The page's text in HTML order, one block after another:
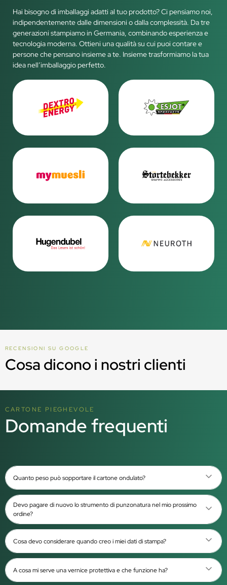
Hai bisogno di imballaggi adatti al tuo prodotto? Ci pensiamo noi,
indipendentemente dalle dimensioni o dalla complessità. Da tre
generazioni stampiamo in Germania, combinando esperienza e
tecnologia moderna. Ottieni una qualità su cui puoi contare e
persone che pensano insieme a te. Insieme trasformiamo la tua
idea nell’imballaggio perfetto.
RECENSIONI SU GOOGLE
Cosa dicono i nostri clienti
CARTONE PIEGHEVOLE
Domande frequenti
Quanto peso può sopportare il cartone ondulato?
Devo pagare di nuovo lo strumento di punzonatura nel mio prossimo
ordine?
Cosa devo considerare quando creo i miei dati di stampa?
A cosa mi serve una vernice protettiva e che funzione ha?